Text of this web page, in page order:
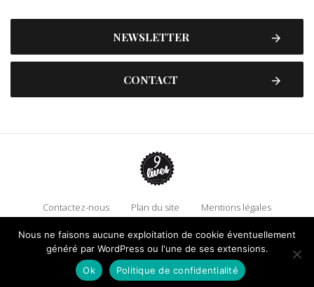
NEWSLETTER
CONTACT
Contactez-nous Plan du site
Mentions légales
Politique de confidentialité
Adhérez à 9 Lives
Faire un don !
Nous ne faisons aucune exploitation de cookie éventuellement
généré par WordPress ou l'une de ses extensions.
Ok
Politique de confidentialité